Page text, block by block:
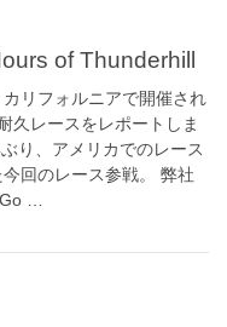
of Thunderhill
リフォルニアで開催され
久レースをレポートしま
り、アメリカでのレース
回のレース参戦。 弊社
…